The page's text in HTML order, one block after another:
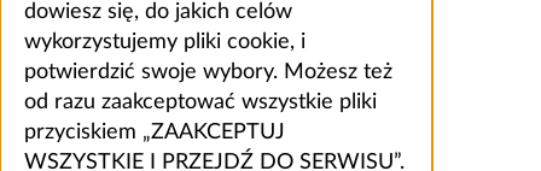
dowiesz się, do jakich celów
wykorzystujemy pliki cookie, i
potwierdzić swoje wybory. Możesz też
od razu zaakceptować wszystkie pliki
przyciskiem „ZAAKCEPTUJ
WSZYSTKIE I PRZEJDŹ DO SERWISU”.